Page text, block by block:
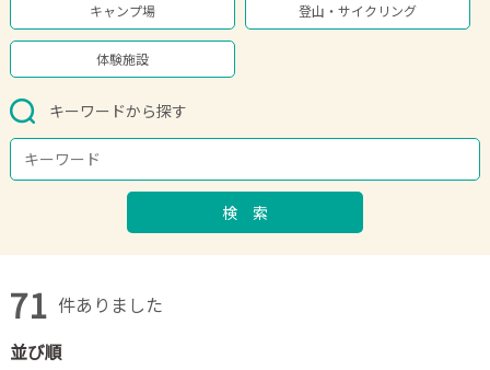
キャンプ場 登山・サイクリング
体験施設
キーワードから探す
検 索
71 件ありました
並び順